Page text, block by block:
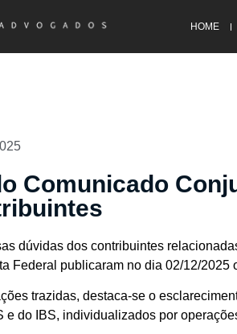
HOME
Comunicado
dúvidas dos contribuintes
Federal publicaram no dia 02/12/
trazidas, destaca-se o
e do IBS, individualizados por